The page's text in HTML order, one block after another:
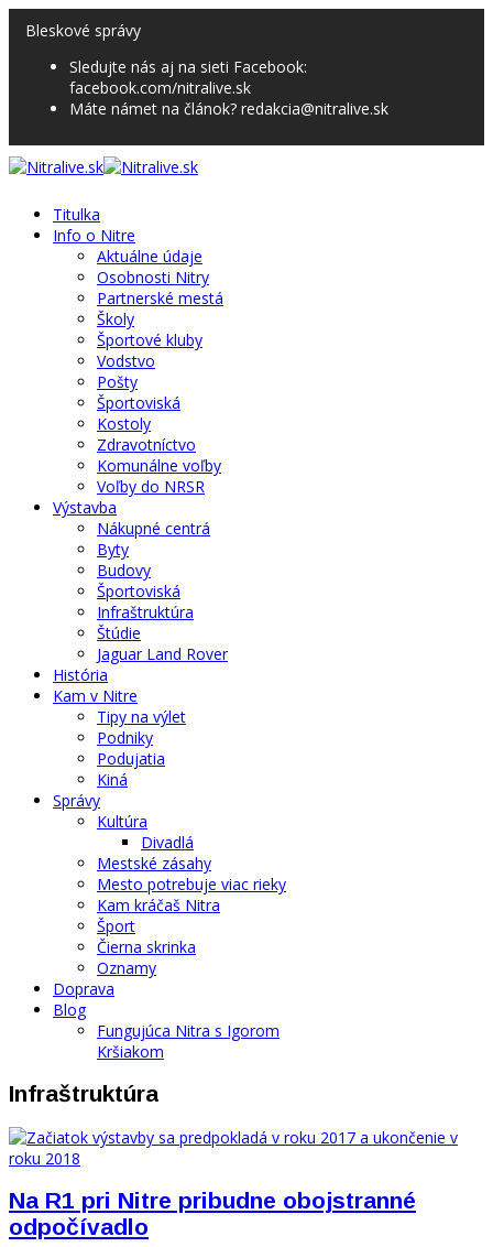
Bleskové správy
Sledujte nás aj na sieti Facebook:
facebook.com/nitralive.sk
Máte námet na článok? redakcia@nitralive.sk
Titulka
Info o Nitre
Aktuálne údaje
Osobnosti Nitry
Partnerské mestá
Školy
Športové kluby
Vodstvo
Pošty
Športoviská
Kostoly
Zdravotníctvo
Komunálne voľby
Voľby do NRSR
Výstavba
Nákupné centrá
Byty
Budovy
Športoviská
Infraštruktúra
Štúdie
Jaguar Land Rover
História
Kam v Nitre
Tipy na výlet
Podniky
Podujatia
Kiná
Správy
Kultúra
Divadlá
Mestské zásahy
Mesto potrebuje viac rieky
Kam kráčaš Nitra
Šport
Čierna skrinka
Oznamy
Doprava
Blog
Fungujúca Nitra s Igorom
Kršiakom
Infraštruktúra
Na R1 pri Nitre pribudne obojstranné
odpočívadlo